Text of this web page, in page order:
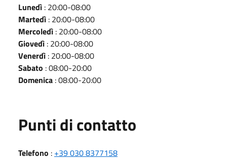
Lunedì : 20:00-08:00
Martedì : 20:00-08:00
Mercoledì : 20:00-08:00
Giovedì : 20:00-08:00
Venerdì : 20:00-08:00
Sabato : 08:00-20:00
Domenica : 08:00-20:00
Punti di contatto
Telefono : +39 030 8377158